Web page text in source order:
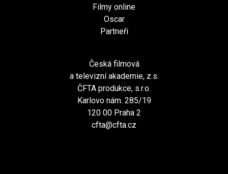
Filmy online
Oscar
Partneři
Česká filmová
a televizní akademie, z.s.
ČFTA produkce, s.r.o.
Karlovo nám. 285/19
120 00 Praha 2
cfta@cfta.cz